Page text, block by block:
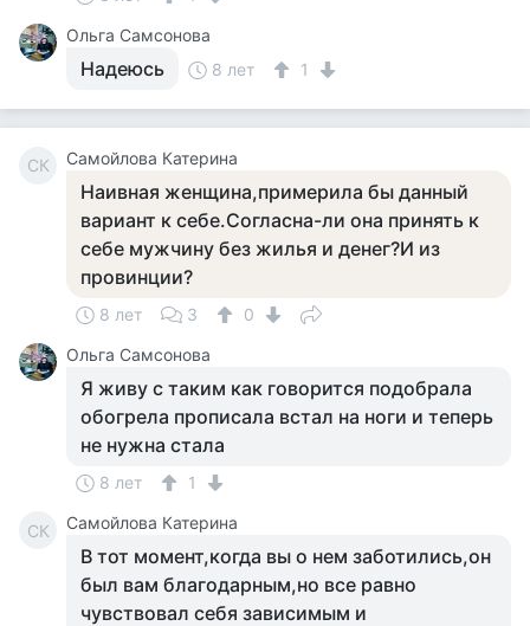
Ольга Самсонова
Надеюсь 8 лет 1
СК Самойлова Катерина
Наивная женщина,примерила бы данный
вариант к себе.Согласна-ли она принять к
себе мужчину без жилья и денег?И из
провинции?
8 лет 3
0
Ольга Самсонова
Я живу с таким как говорится подобрала
обогрела прописала встал на ноги и теперь
не нужна стала
8 лет 1
СК Самойлова Катерина
В тот момент,когда вы о нем заботились,он
был вам благодарным,но все равно
чувствовал себя зависимым и